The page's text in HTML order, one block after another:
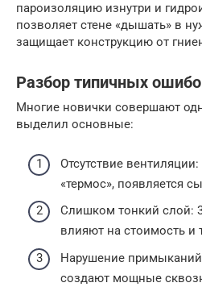
пароизоляцию изнутри и
позволяет стене «дышать» в
защищает конструкцию от
Разбор типичных
Многие новички совершают
выделил основные:
Отсутствие
«термос», появляется
Слишком тонкий слой:
влияют на стоимость и
Нарушение
создают мощные